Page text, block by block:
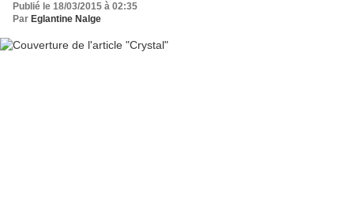
Publié le 18/03/2015 à 02:35
Par Eglantine Nalge